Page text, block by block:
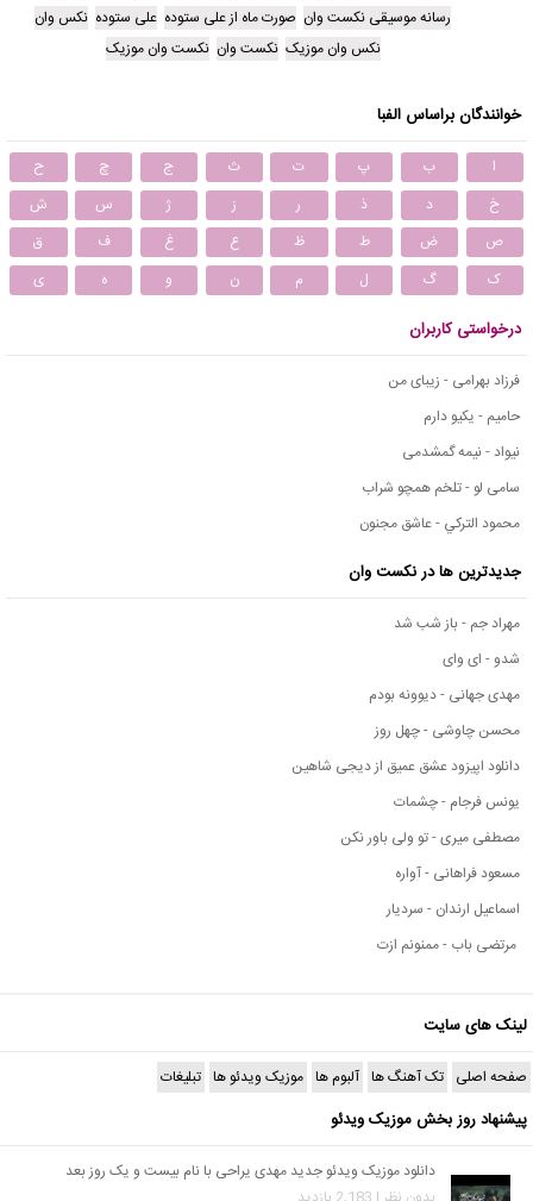
رسانه موسیقی نکست وان صورت ماه از علی ستوده علی ستوده نکس وان
نکس وان موزیک نکست وان نکست وان موزیک
خوانندگان براساس الفبا
ا ب پ ت ث ج چ
ح
خ
د ذ ر ز ژ س
ش
ص
ض ط ظ ع غ ف
ق
ک
گ ل م ن و ه ی
درخواستی کاربران
فرزاد بهرامی - زیبای من
حامیم - یکیو دارم
نیواد - نیمه گمشدمی
سامی لو - تلخم همچو شراب
محمود التركي - عاشق مجنون
جدیدترین ها در نکست وان
مهراد جم - باز شب شد
شدو - ای وای
مهدی جهانی - دیوونه بودم
محسن چاوشی - چهل روز
دانلود اپیزود عشق عمیق از دیجی شاهین
یونس فرجام - چشمات
مصطفی میری - تو ولی باور نکن
مسعود فراهانی - آواره
اسماعیل ارندان - سردیار
مرتضی باب - ممنونم ازت
لینک های سایت
صفحه اصلی تک آهنگ ها آلبوم ها موزیک ویدئو ها تبلیغات
پیشنهاد روز بخش موزیک ویدئو
دانلود موزیک ویدئو جدید مهدی یراحی با نام بیست و یک روز بعد